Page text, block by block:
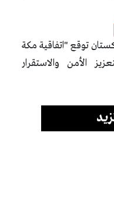
توقع "اتفاقية مكة
الأمن والاستقرار